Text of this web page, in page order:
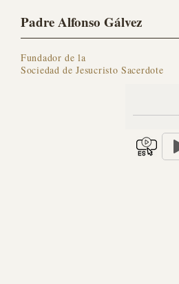
Padre Alfonso Gálvez
Fundador de la
Sociedad de Jesucristo Sacerdote